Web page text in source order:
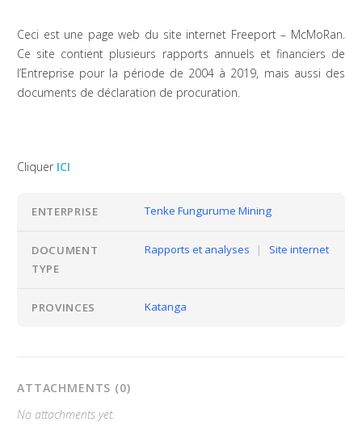
Ceci est une page web du site internet Freeport – McMoRan.
Ce site contient plusieurs rapports annuels et financiers de
l’Entreprise pour la période de 2004 à 2019, mais aussi des
documents de déclaration de procuration.
Cliquer ICI
ENTERPRISE Tenke Fungurume Mining
DOCUMENT
TYPE
Rapports et analyses | Site internet
PROVINCES Katanga
ATTACHMENTS (0)
No attachments yet.